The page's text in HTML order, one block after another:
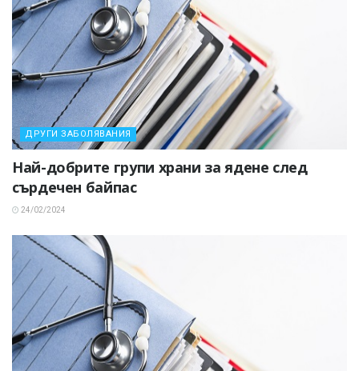
ДРУГИ ЗАБОЛЯВАНИЯ
Най-добрите групи храни за ядене след
сърдечен байпас
24/02/2024